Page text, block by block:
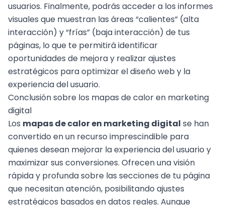
usuarios. Finalmente, podrás acceder a los informes
visuales que muestran las áreas “calientes” (alta
interacción) y “frías” (baja interacción) de tus
páginas, lo que te permitirá identificar
oportunidades de mejora y realizar ajustes
estratégicos paraoptimizar el diseño web y la
experiencia del usuario.
Conclusión sobre los mapas de calor en marketing
digital
Los mapas de calor en marketing digital se han
convertido en un recurso imprescindible para
quienes desean mejorar la experiencia del usuario y
maximizar sus conversiones. Ofrecen una visión
rápida y profunda sobre las secciones de tu página
que necesitan atención, posibilitando ajustes
estratégicos basados en datos reales. Aunque